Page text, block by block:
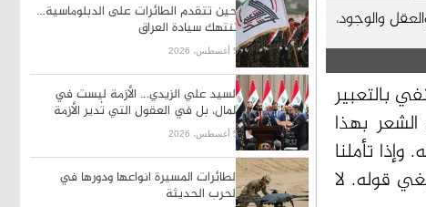
والوجود،
بالتعبير
بهذا
تأملنا
قوله. لا
حين تتقدم الطائرات على الدبلوماسية…
تنتهك سيادة العراق
5 أغسطس، 2026
السيد علي الزيدي… الأزمة ليست في
المال، بل في العقول التي تُدير الأزمة
5 أغسطس، 2026
الطائرات المسيرة انواعها ودورها في
الحرب الحديثة